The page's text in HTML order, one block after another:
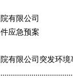
有限公司
应急预案
有限公司突发环境